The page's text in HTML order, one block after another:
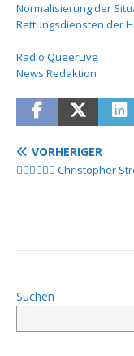
Normalisierung der
Rettungsdiensten der
Radio QueerLive
News Redaktion
VORHERIGER
🏳️‍🌈🏳️‍🌈🏳️‍🌈 Christopher
Suchen